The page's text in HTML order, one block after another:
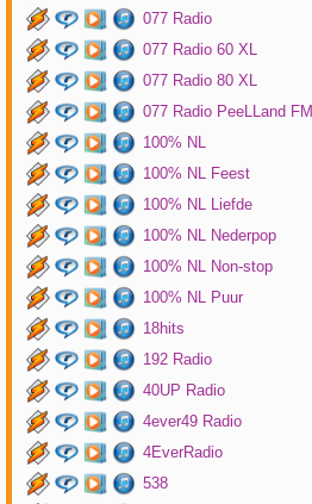
077 Radio
077 Radio 60 XL
077 Radio 80 XL
077 Radio PeeLLand FM
100% NL
100% NL Feest
100% NL Liefde
100% NL Nederpop
100% NL Non-stop
100% NL Puur
18hits
192 Radio
40UP Radio
4ever49 Radio
4EverRadio
538